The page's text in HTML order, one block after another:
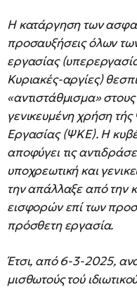
Η κατάργηση των
προσαυξήσεις όλων
εργασίας
Κυριακές-αργίες)
«αντιστάθμισμα»
γενικευμένη χρήση
Εργασίας (ΨΚΕ). Η
αποφύγει τις
υποχρεωτική και
την απάλλαξε από την
εισφορών επί των
πρόσθετη εργασία.
Έτσι, από 6-3-2025,
μισθωτούς τού